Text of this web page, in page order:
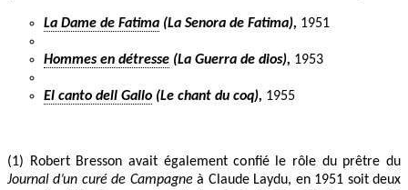
La Dame de Fatima (La Senora de Fatima), 1951
Hommes en détresse (La Guerra de dios), 1953
El canto dell Gallo (Le chant du coq), 1955
(1) Robert Bresson avait également confié le rôle du prêtre du
Journal d’un curé de Campagneà Claude Laydu, en 1951 soit deux